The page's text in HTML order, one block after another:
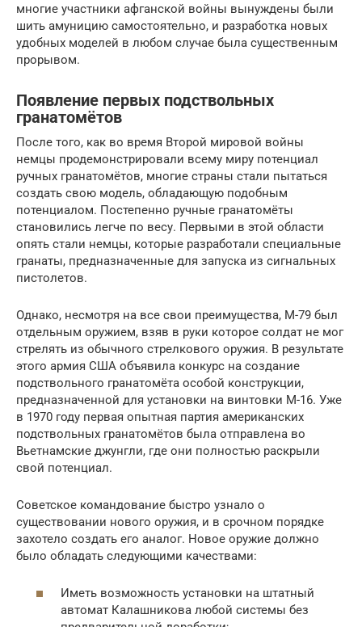
многие участники афганской войны вынуждены были
шить амуницию самостоятельно, и разработка новых
удобных моделей в любом случае была существенным
прорывом.
Появление первых подствольных
гранатомётов
После того, как во время Второй мировой войны
немцы продемонстрировали всему миру потенциал
ручных гранатомётов, многие страны стали пытаться
создать свою модель, обладающую подобным
потенциалом. Постепенно ручные гранатомёты
становились легче по весу. Первыми в этой области
опять стали немцы, которые разработали специальные
гранаты, предназначенные для запуска из сигнальных
пистолетов.
Однако, несмотря на все свои преимущества, М-79 был
отдельным оружием, взяв в руки которое солдат не мог
стрелять из обычного стрелкового оружия. В результате
этого армия США объявила конкурс на создание
подствольного гранатомёта особой конструкции,
предназначенной для установки на винтовки М-16. Уже
в 1970 году первая опытная партия американских
подствольных гранатомётов была отправлена во
Вьетнамские джунгли, где они полностью раскрыли
свой потенциал.
Советское командование быстро узнало о
существовании нового оружия, и в срочном порядке
захотело создать его аналог. Новое оружие должно
было обладать следующими качествами:
Иметь возможность установки на штатный
автомат Калашникова любой системы без